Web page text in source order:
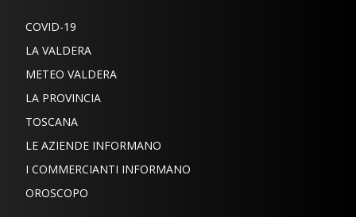
COVID-19
LA VALDERA
METEO VALDERA
LA PROVINCIA
TOSCANA
LE AZIENDE INFORMANO
I COMMERCIANTI INFORMANO
OROSCOPO